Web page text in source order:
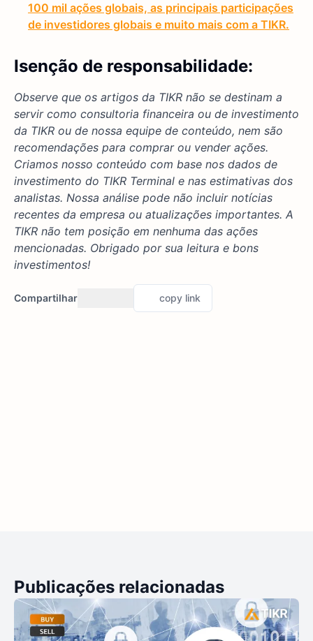
100 mil ações globais, as principais participações
de investidores globais e muito mais com a TIKR.
Isenção de responsabilidade:
Observe que os artigos da TIKR não se destinam a
servir como consultoria financeira ou de investimento
da TIKR ou de nossa equipe de conteúdo, nem são
recomendações para comprar ou vender ações.
Criamos nosso conteúdo com base nos dados de
investimento do TIKR Terminal e nas estimativas dos
analistas. Nossa análise pode não incluir notícias
recentes da empresa ou atualizações importantes. A
TIKR não tem posição em nenhuma das ações
mencionadas. Obrigado por sua leitura e bons
investimentos!
Compartilhar copy link
Publicações relacionadas